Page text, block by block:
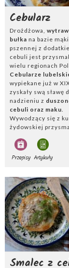
Usmażona
baza dososu
do
bułeczek
słodki smak.
stanowi danie.
zeszkolona
jedzeniem.
Swój ostry smak
skutecznym
na wolne psucie
często zabierali
Cebularz
Drożdżowa,
bułka na bazie mąki
pszennej z
cebuli jest
wielu regionach
Cebularze
wypiekane już w
zyskały swą sławę
nadzieniu z
cebuli oraz maku.
Wywodzący się z
żydowskiej
przekąska w ciągu
przystawka dla
posypać je odrobiną
ciężkostrawne.
Przepisy Artykuły
Smalec z